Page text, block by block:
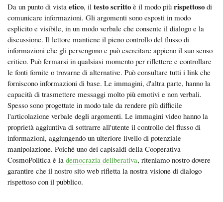
Da un punto di vista etico, il testo scritto è il modo più rispettoso di
comunicare informazioni. Gli argomenti sono esposti in modo
esplicito e visibile, in un modo verbale che consente il dialogo e la
discussione. Il lettore mantiene il pieno controllo del flusso di
informazioni che gli pervengono e può esercitare appieno il suo senso
critico. Può fermarsi in qualsiasi momento per riflettere e controllare
le fonti fornite o trovarne di alternative. Può consultare tutti i link che
forniscono informazioni di base. Le immagini, d'altra parte, hanno la
capacità di trasmettere messaggi molto più emotivi e non verbali.
Spesso sono progettate in modo tale da rendere più difficile
l'articolazione verbale degli argomenti. Le immagini video hanno la
proprietà aggiuntiva di sottrarre all'utente il controllo del flusso di
informazioni, aggiungendo un ulteriore livello di potenziale
manipolazione. Poiché uno dei capisaldi della Cooperativa
CosmoPolitica è la democrazia deliberativa, riteniamo nostro dovere
garantire che il nostro sito web rifletta la nostra visione di dialogo
rispettoso con il pubblico.